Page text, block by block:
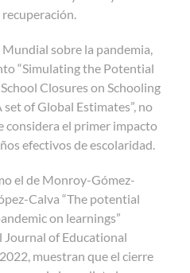
sobre la pandemia,
“Simulating the Potential
Closures on Schooling
of Global Estimates”, no
considera el primer impacto
efectivos de escolaridad.
el de Monroy-Gómez-
Calva “The potential
on learnings”
of Educational
muestran que el cierre